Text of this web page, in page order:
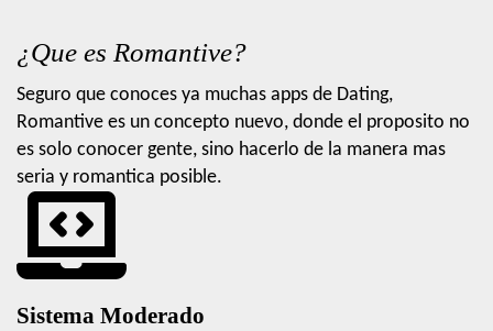
¿Que es Romantive?
Seguro que conoces ya muchas apps de Dating,
Romantive es un concepto nuevo, donde el proposito no
es solo conocer gente, sino hacerlo de la manera mas
seria y romantica posible.
Sistema Moderado